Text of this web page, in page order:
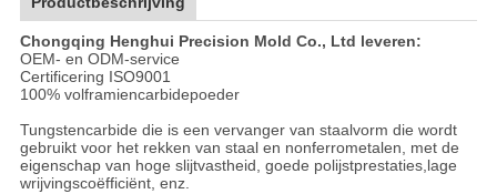
Chongqing Henghui Precision Mold Co., Ltd leveren:
OEM- en ODM-service
Certificering ISO9001
100% volframiencarbidepoeder
Tungstencarbide die is een vervanger van staalvorm die wordt
gebruikt voor het rekken van staal en nonferrometalen, met de
eigenschap van hoge slijtvastheid, goede polijstprestaties,lage
wrijvingscoëfficiënt, enz.